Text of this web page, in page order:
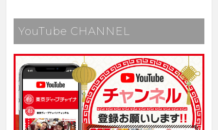
YouTube CHANNEL